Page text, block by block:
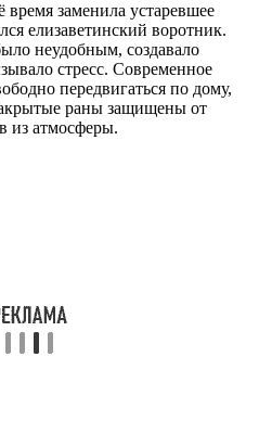
заменила устаревшее
елизаветинский воротник.
неудобным, создавало
стресс. Современное
передвигаться по дому,
раны защищены от
из атмосферы.